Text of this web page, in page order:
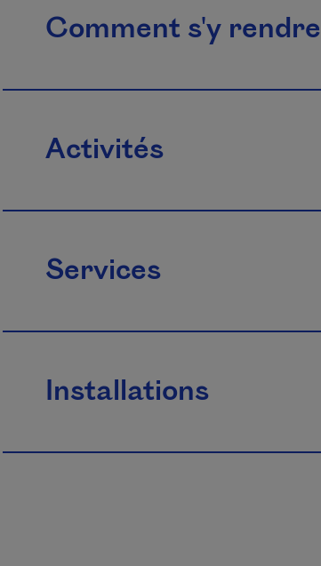
Comment s'y rendre
Activités
Services
Installations